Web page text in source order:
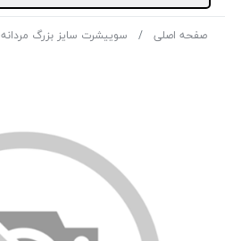
صفحه اصلی سوییشرت سایز بزرگ مردانه